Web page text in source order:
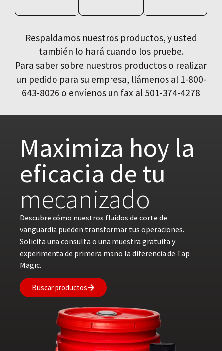
Respaldamos nuestros productos, y usted
también lo hará cuando los pruebe.
Para saber sobre nuestros productos o realizar
un pedido para su empresa, llámenos al 1-800-
643-8026 o envíenos un fax al 501-374-4278
Maximiza hoy la
eficacia de tu
mecanizado
Descubre cómo nuestros fluidos de corte de
vanguardia pueden transformar tus operaciones.
Solicita una consulta o una muestra gratuita y
experimenta de primera mano la diferencia de Tap
Magic.
Buscar productos